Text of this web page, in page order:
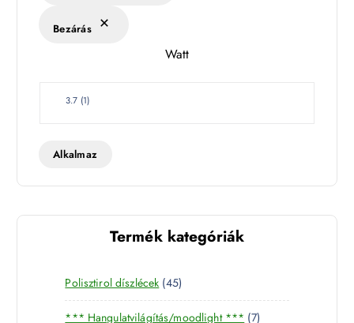
k
Bezárás
Watt
W
t
3.7 (1)
Alkalmaz
Termék kategóriák
Polisztirol díszlécek 454
5
t
*** Hangulatvilágítás/moodlight *** 77